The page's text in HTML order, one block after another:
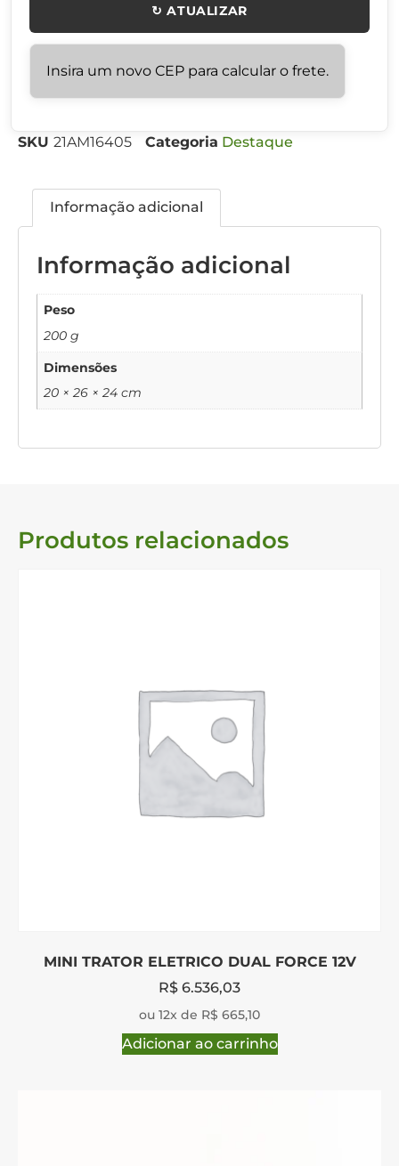
↻ ATUALIZAR
Insira um novo CEP para calcular o frete.
SKU 21AM16405 Categoria Destaque
Informação adicional
Informação adicional
Peso
200 g
Dimensões
20 × 26 × 24 cm
Produtos relacionados
MINI TRATOR ELETRICO DUAL FORCE 12V
R$ 6.536,03
ou 12x de R$ 665,10
Adicionar ao carrinho